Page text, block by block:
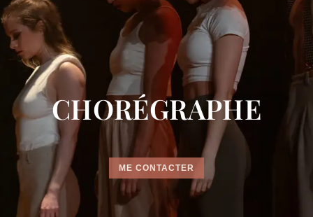
CHORÉGRAPHE
ME CONTACTER